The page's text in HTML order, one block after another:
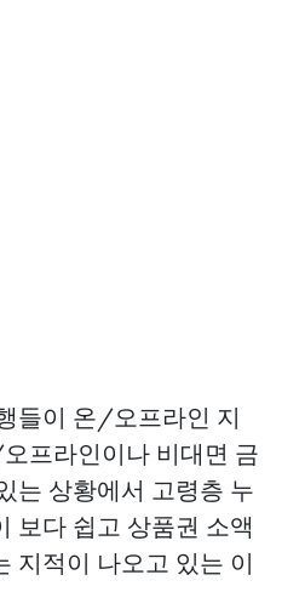
들이 온/오프라인 지
프라인이나 비대면 금
는 상황에서 고령층 누
보다 쉽고 상품권 소액
지적이 나오고 있는 이